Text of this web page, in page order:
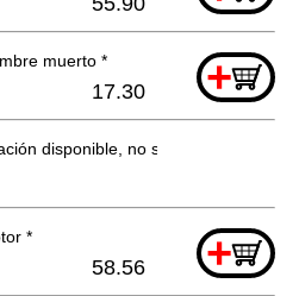
muerto * +
17.30
disponible, no se puede pedir
* +
58.56